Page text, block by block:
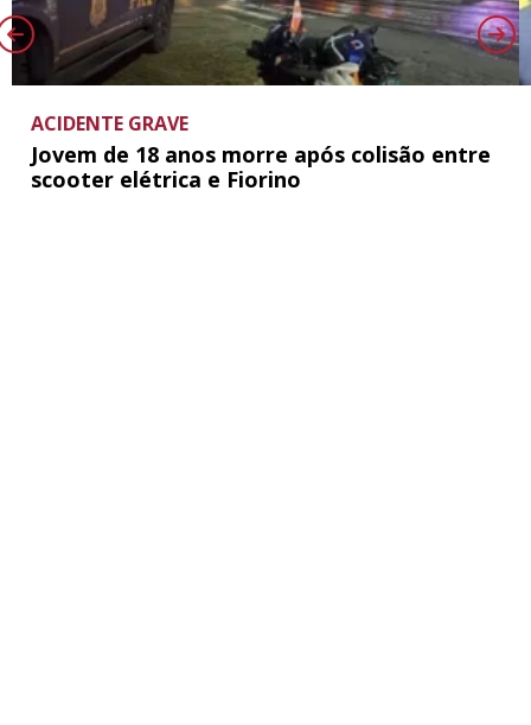
ACIDENTE GRAVE
Jovem de 18 anos morre após colisão entre
scooter elétrica e Fiorino